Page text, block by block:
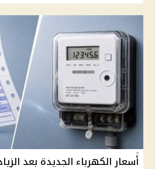
أسعار الكهرباء الجديدة بعد